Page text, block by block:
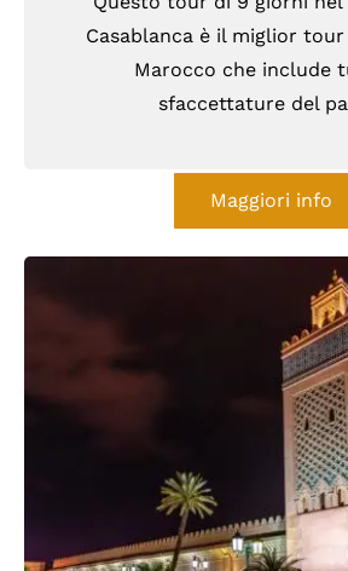
Casablanca è il miglior
Marocco che include
sfaccettature del
Maggiori info